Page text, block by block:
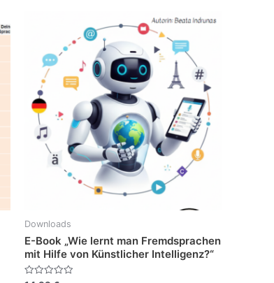
Downloads
E-Book „Wie lernt man Fremdsprachen
mit Hilfe von Künstlicher Intelligenz?“